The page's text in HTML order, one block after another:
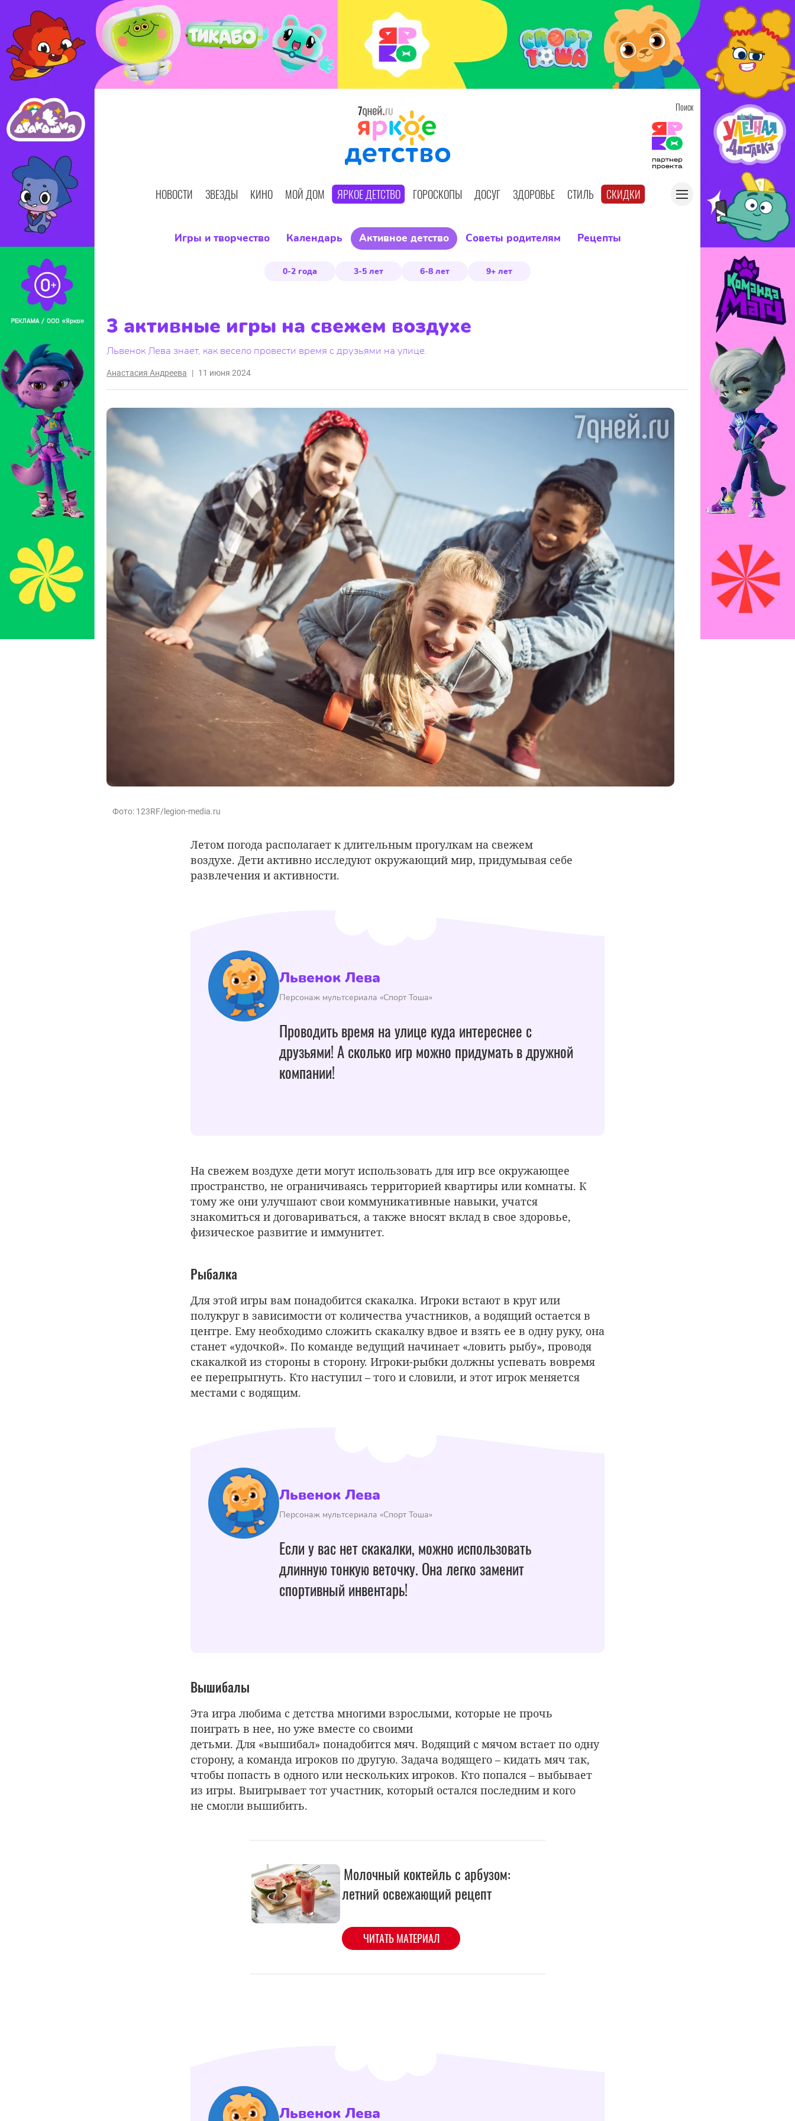
Поиск
НОВОСТИ ЗВЕЗДЫ КИНО МОЙ ДОМ ЯРКОЕ ДЕТСТВО ГОРОСКОПЫ ДОСУГ ЗДОРОВЬЕ СТИЛЬ СКИДКИ
Игры и творчество Календарь Активное детство Советы родителям Рецепты
0-2 года 3-5 лет 6-8 лет 9+ лет
3 активные игры на свежем воздухе
Львенок Лева знает, как весело провести время с друзьями на улице.
Анастасия Андреева | 11 июня 2024
Фото: 123RF/legion-media.ru
Летом погода располагает к длительным прогулкам на свежем
воздухе. Дети активно исследуют окружающий мир, придумывая себе
развлечения и активности.
Львенок Лева
Персонаж мультсериала «Спорт Тоша»
Проводить время на улице куда интереснее с
друзьями! А сколько игр можно придумать в дружной
компании!
На свежем воздухе дети могут использовать для игр все окружающее
пространство, не ограничиваясь территорией квартиры или комнаты. К
тому же они улучшают свои коммуникативные навыки, учатся
знакомиться и договариваться, а также вносят вклад в свое здоровье,
физическое развитие и иммунитет.
Рыбалка
Для этой игры вам понадобится скакалка. Игроки встают в круг или
полукруг в зависимости от количества участников, а водящий остается в
центре. Ему необходимо сложить скакалку вдвое и взять ее в одну руку, она
станет «удочкой». По команде ведущий начинает «ловить рыбу», проводя
скакалкой из стороны в сторону. Игроки-рыбки должны успевать вовремя
ее перепрыгнуть. Кто наступил – того и словили, и этот игрок меняется
местами с водящим.
Львенок Лева
Персонаж мультсериала «Спорт Тоша»
Если у вас нет скакалки, можно использовать
длинную тонкую веточку. Она легко заменит
спортивный инвентарь!
Вышибалы
Эта игра любима с детства многими взрослыми, которые не прочь
поиграть в нее, но уже вместе со своими
детьми. Для «вышибал» понадобится мяч. Водящий с мячом встает по одну
сторону, а команда игроков по другую. Задача водящего – кидать мяч так,
чтобы попасть в одного или нескольких игроков. Кто попался – выбывает
из игры. Выигрывает тот участник, который остался последним и кого
не смогли вышибить.
Львенок Лева